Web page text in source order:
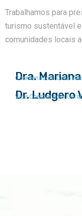
Trabalhamos para
turismo sustentável
comunidades locais
Dra.
Coordenadora Geral
Dr. Ludgero
Vice-Coordenador